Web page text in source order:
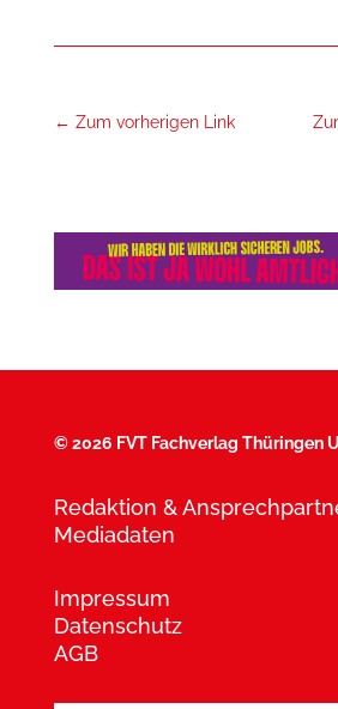
← Zum vorherigen Link
©2026 FVT Fachverlag Thüringen
Redaktion &
Mediadaten
Impressum
Datenschutz
AGB